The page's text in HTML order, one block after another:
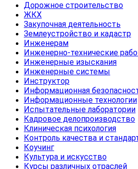
Дорожное строительство
ЖКХ
Закупочная деятельность
Землеустройство и кадастр
Инженерам
Инженерно-технические
Инженерные изыскания
Инженерные системы
Инструктор
Информационная
Информационные технологии
Испытательные лаборатории
Кадровое делопроизводство
Клиническая психология
Контроль качества и
Коучинг
Культура и искусство
Курсы различных отраслей